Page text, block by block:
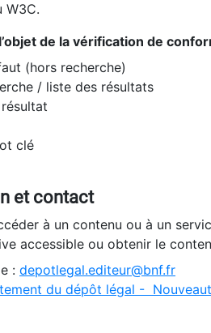
W3C.
de la vérification de
(hors recherche)
/ liste des résultats
clé
et contact
à un contenu ou à un
accessible ou obtenir le
: depotlegal.editeur@bnf.fr
du dépôt légal -